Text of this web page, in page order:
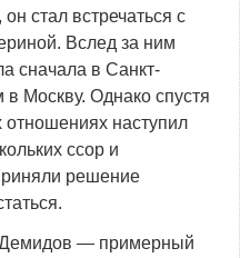
стал встречаться с
Вслед за ним
сначала в Санкт-
в Москву. Однако спустя
отношениях наступил
ссор и
решение
— примерный